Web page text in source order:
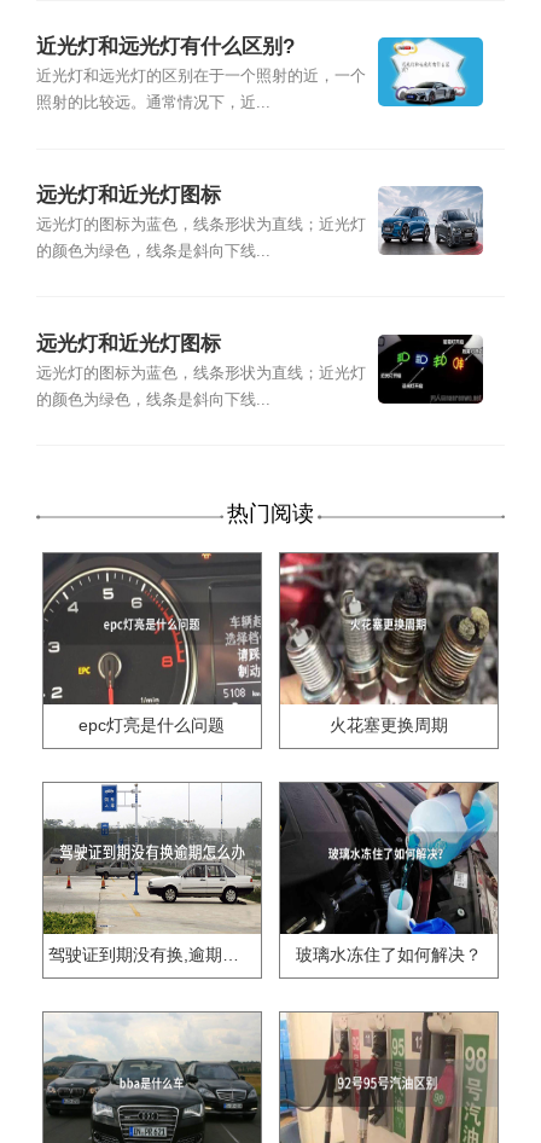
近光灯和远光灯有什么区别?
近光灯和远光灯的区别在于一个照射的近，一个
照射的比较远。通常情况下，近...
远光灯和近光灯图标
远光灯的图标为蓝色，线条形状为直线；近光灯
的颜色为绿色，线条是斜向下线...
远光灯和近光灯图标
远光灯的图标为蓝色，线条形状为直线；近光灯
的颜色为绿色，线条是斜向下线...
热门阅读
epc灯亮是什么问题 火花塞更换周期
驾驶证到期没有换,逾期怎么办?? 玻璃水冻住了如何解决？